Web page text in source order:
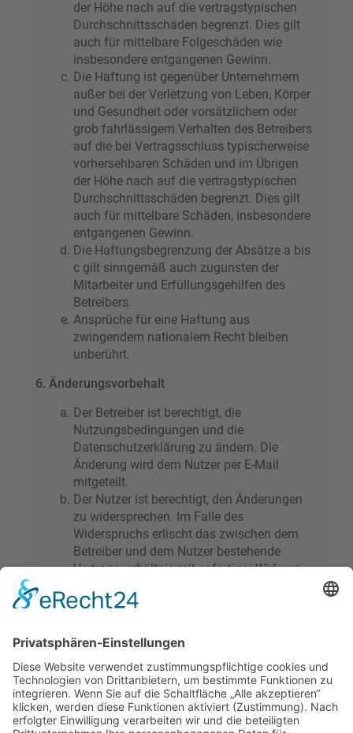
der Höhe nach auf die vertragstypischen
Durchschnittsschäden begrenzt. Dies gilt
auch für mittelbare Folgeschäden wie
insbesondere entgangenen Gewinn.
Die Haftung ist gegenüber Unternehmern
außer bei der Verletzung von Leben, Körper
und Gesundheit oder vorsätzlichem oder
grob fahrlässigem Verhalten des Betreibers
auf die bei Vertragsschluss typischerweise
vorhersehbaren Schäden und im Übrigen
der Höhe nach auf die vertragstypischen
Durchschnittsschäden begrenzt. Dies gilt
auch für mittelbare Schäden, insbesondere
entgangenen Gewinn.
Die Haftungsbegrenzung der Absätze a bis
c gilt sinngemäß auch zugunsten der
Mitarbeiter und Erfüllungsgehilfen des
Betreibers.
Ansprüche für eine Haftung aus
zwingendem nationalem Recht bleiben
unberührt.
6. Änderungsvorbehalt
Der Betreiber ist berechtigt, die
Nutzungsbedingungen und die
Datenschutzerklärung zu ändern. Die
Änderung wird dem Nutzer per E-Mail
mitgeteilt.
Der Nutzer ist berechtigt, den Änderungen
zu widersprechen. Im Falle des
Widerspruchs erlischt das zwischen dem
Betreiber und dem Nutzer bestehende
Vertragsverhältnis mit sofortiger Wirkung.
verbindlich, wenn der Nutzer den
Informationen über den Umgang mit deinen
persönlichen Daten sind in der
Datenschutzerklärung enthalten.